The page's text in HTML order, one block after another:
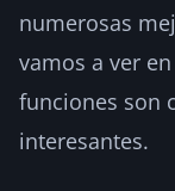
numerosas
vamos a ver
funciones son
interesantes.